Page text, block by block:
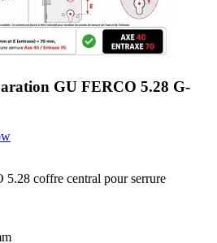
GU FERCO 5.28 G-
coffre central pour serrure